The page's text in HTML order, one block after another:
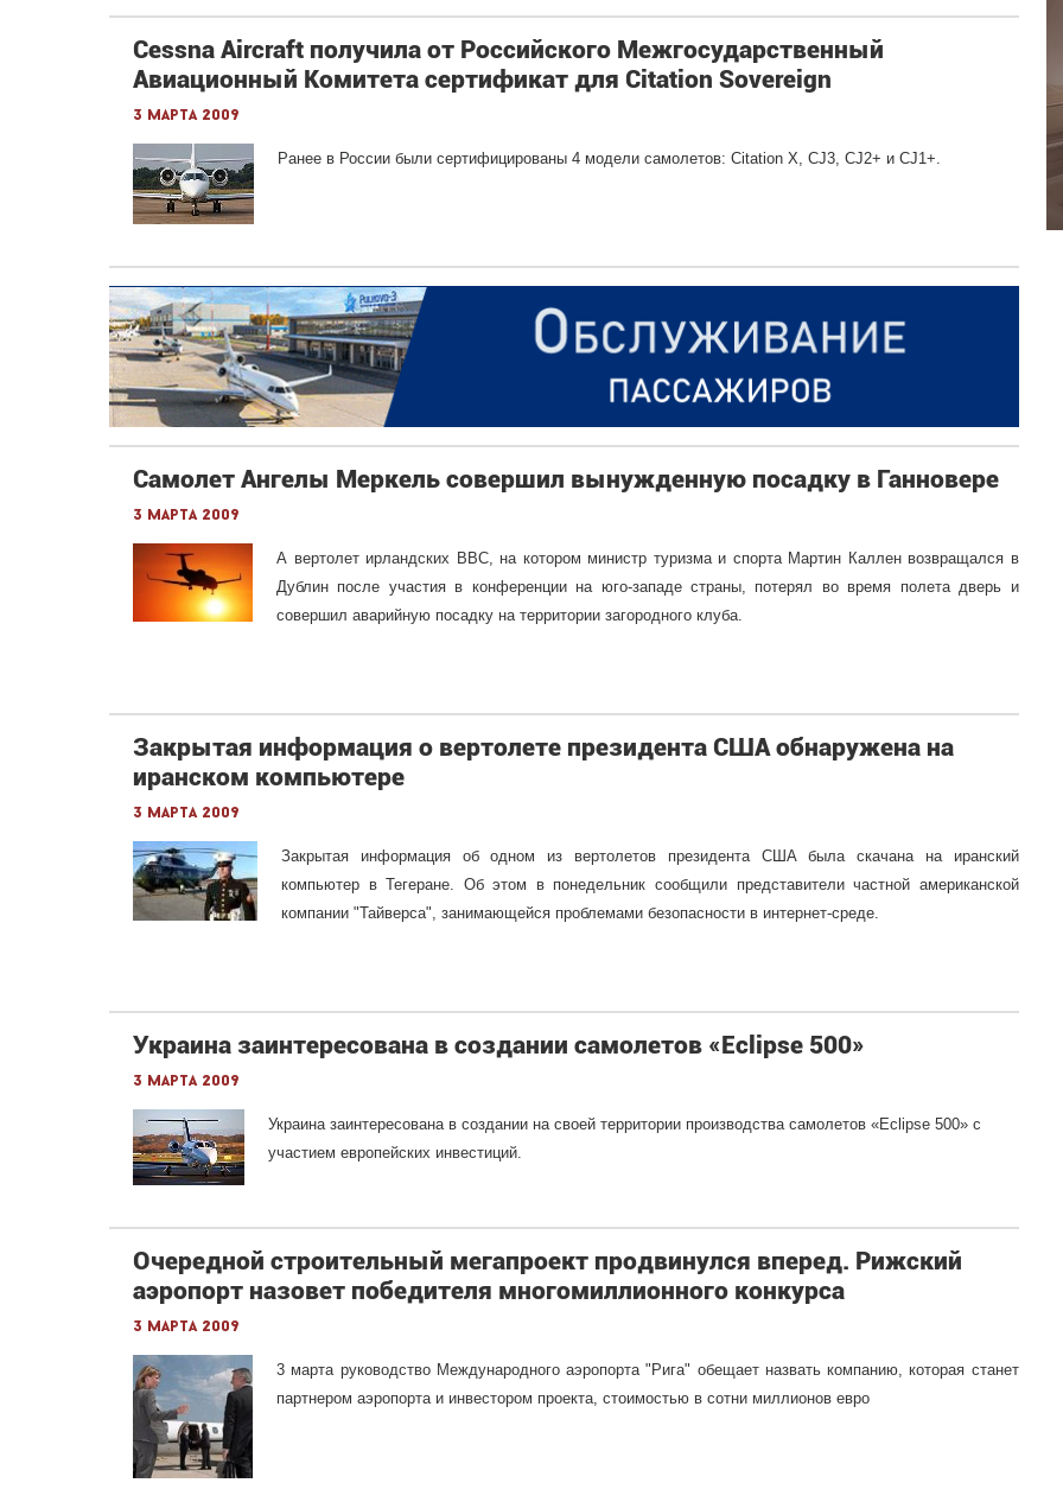
Cessna Aircraft получила от Российского Межгосударственный
Авиационный Комитета сертификат для Citation Sovereign
3 марта 2009
Ранее в России были сертифицированы 4 модели самолетов: Citation X, CJ3, CJ2+ и CJ1+.
Самолет Ангелы Меркель совершил вынужденную посадку в Ганновере
3 марта 2009
А вертолет ирландских ВВС, на котором министр туризма и спорта Мартин Каллен возвращался в
Дублин после участия в конференции на юго-западе страны, потерял во время полета дверь и
совершил аварийную посадку на территории загородного клуба.
Закрытая информация о вертолете президента США обнаружена на
иранском компьютере
3 марта 2009
Закрытая информация об одном из вертолетов президента США была скачана на иранский
компьютер в Тегеране. Об этом в понедельник сообщили представители частной американской
компании "Тайверса", занимающейся проблемами безопасности в интернет-среде.
Украина заинтересована в создании самолетов «Eclipse 500»
3 марта 2009
Украина заинтересована в создании на своей территории производства самолетов «Eclipse 500» с
участием европейских инвестиций.
Очередной строительный мегапроект продвинулся вперед. Рижский
аэропорт назовет победителя многомиллионного конкурса
3 марта 2009
3 марта руководство Международного аэропорта "Рига" обещает назвать компанию, которая станет
партнером аэропорта и инвестором проекта, стоимостью в сотни миллионов евро